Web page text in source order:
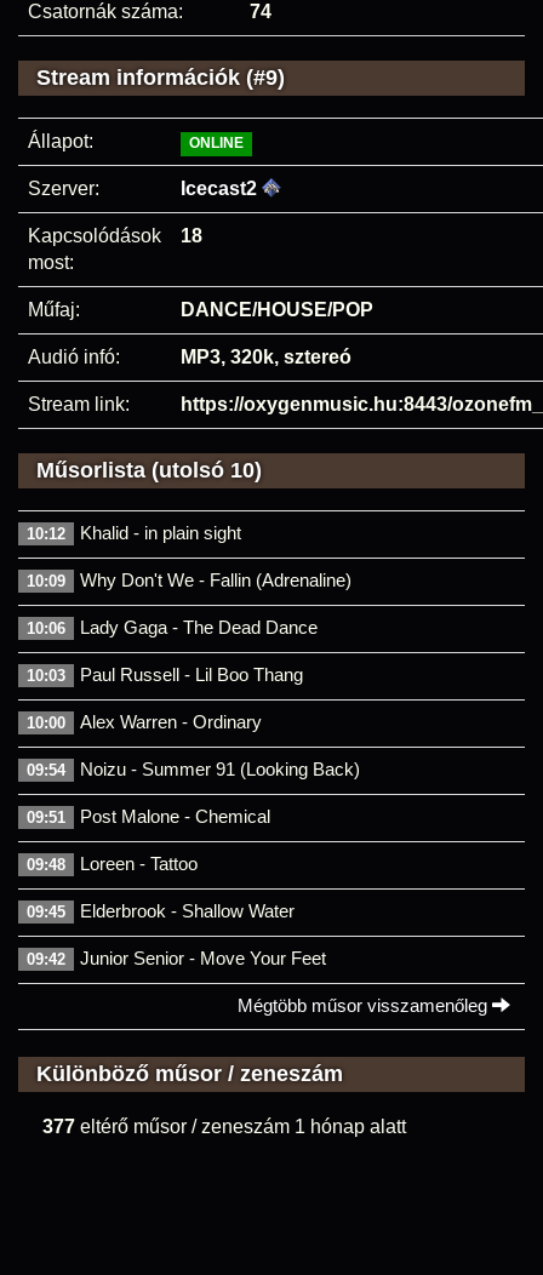
Csatornák száma: 74
Stream információk (#9)
Állapot: ONLINE
Szerver: Icecast2
Kapcsolódások
most:
18
Műfaj: DANCE/HOUSE/POP
Audió infó: MP3, 320k, sztereó
Stream link: https://oxygenmusic.hu:8443/
Műsorlista (utolsó 10)
10:12 Khalid - in plain sight
10:09 Why Don't We - Fallin (Adrenaline)
10:06 Lady Gaga - The Dead Dance
10:03 Paul Russell - Lil Boo Thang
10:00 Alex Warren - Ordinary
09:54 Noizu - Summer 91 (Looking Back)
09:51 Post Malone - Chemical
09:48 Loreen - Tattoo
09:45 Elderbrook - Shallow Water
09:42 Junior Senior - Move Your Feet
Mégtöbb műsor visszamenőleg
Különböző műsor / zeneszám
377 eltérő műsor / zeneszám 1 hónap alatt